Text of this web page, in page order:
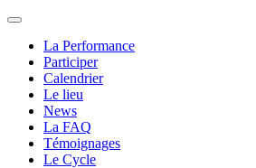
La Performance
Participer
Calendrier
Le lieu
News
La FAQ
Témoignages
Le Cycle